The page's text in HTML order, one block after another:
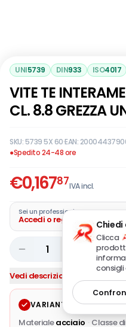
UNI5739 DIN933 ISO4017
VITE TE
CL. 8.8 GREZZA
SKU:5739 5X 60·EAN:
●Spedito 24-48 ore
€0,16787IVA incl.
Sei un professionista?
Accedi o registra la tua
1
Vedi descrizione completa
VARIANTE SELEZIONATA
Materialeacciaio · Classe
Chiedi
Clicca
consigli